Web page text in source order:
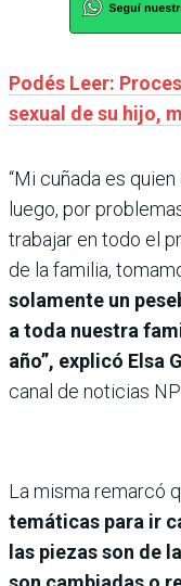
Podés Leer:
sexual de su hijo,
“Mi cuñada es
luego, por
trabajar en todo el
de la familia,
solamente un
a toda nuestra
año”, explicó Elsa
canal de noticias
La misma remarcó
temáticas para ir
las piezas son de